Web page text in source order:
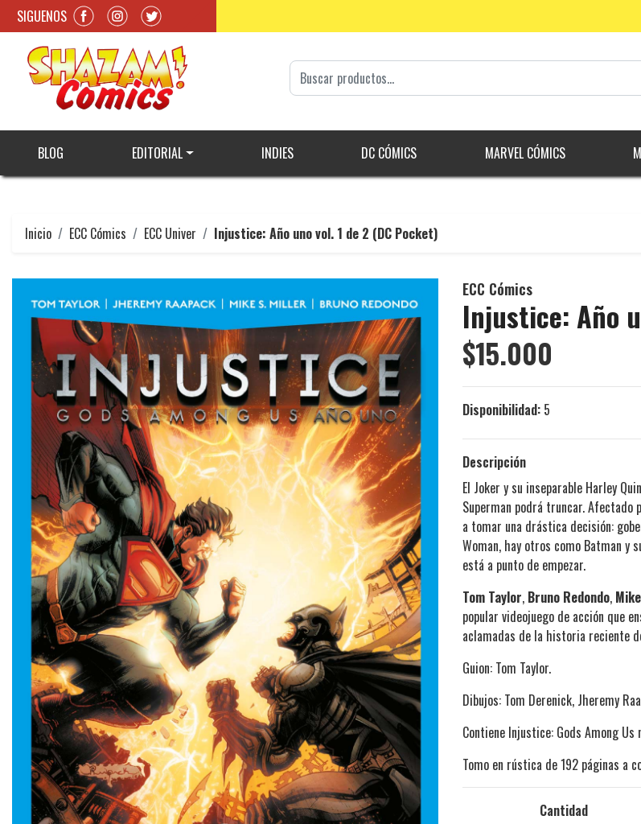
SIGUENOS
BLOG EDITORIAL INDIES DC CÓMICS MARVEL CÓMICS
Inicio ECC Cómics ECC Univer Injustice: Año uno vol. 1 de 2 (DC Pocket)
ECC Cómics
Injustice: Año
$15.000
Disponibilidad: 5
Descripción
El Joker y su inseparable Harley
Superman podrá truncar. Afectado
a tomar una drástica decisión:
Woman, hay otros como Batman y
está a punto de empezar.
Tom Taylor, Bruno Redondo,
popular videojuego de acción que
aclamadas de la historia reciente
Guion: Tom Taylor.
Dibujos: Tom Derenick, Jheremy
Contiene Injustice: Gods Among Us
Tomo en rústica de 192 páginas a
Cantidad